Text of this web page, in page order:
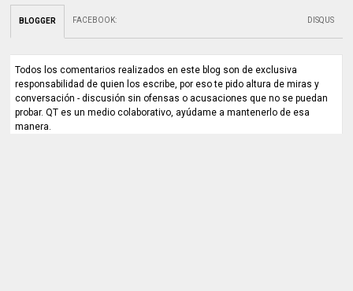
BLOGGER FACEBOOK: DISQUS
Todos los comentarios realizados en este blog son de exclusiva
responsabilidad de quien los escribe, por eso te pido altura de miras y
conversación - discusión sin ofensas o acusaciones que no se puedan
probar. QT es un medio colaborativo, ayúdame a mantenerlo de esa
manera.